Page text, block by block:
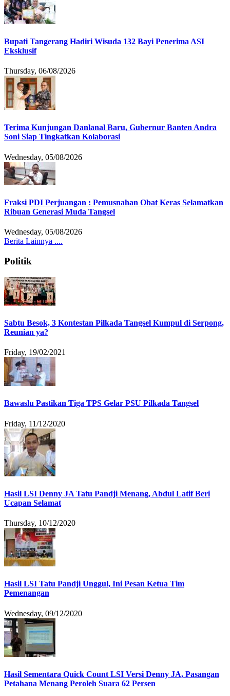
Bupati Tangerang Hadiri Wisuda 132 Bayi Penerima ASI
Eksklusif
Thursday, 06/08/2026
Terima Kunjungan Danlanal Baru, Gubernur Banten Andra
Soni Siap Tingkatkan Kolaborasi
Wednesday, 05/08/2026
Fraksi PDI Perjuangan : Pemusnahan Obat Keras Selamatkan
Ribuan Generasi Muda Tangsel
Wednesday, 05/08/2026
Berita Lainnya ....
Politik
Sabtu Besok, 3 Kontestan Pilkada Tangsel Kumpul di Serpong,
Reunian ya?
Friday, 19/02/2021
Bawaslu Pastikan Tiga TPS Gelar PSU Pilkada Tangsel
Friday, 11/12/2020
Hasil LSI Denny JA Tatu Pandji Menang, Abdul Latif Beri
Ucapan Selamat
Thursday, 10/12/2020
Hasil LSI Tatu Pandji Unggul, Ini Pesan Ketua Tim
Pemenangan
Wednesday, 09/12/2020
Hasil Sementara Quick Count LSI Versi Denny JA, Pasangan
Petahana Menang Peroleh Suara 62 Persen